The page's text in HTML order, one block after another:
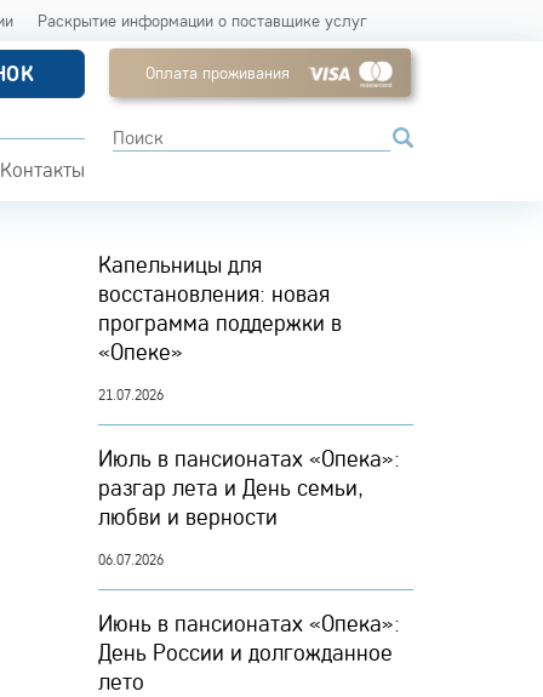
Раскрытие информации о поставщике услуг
Контакты
Оплата проживания
Капельницы для
восстановления: новая
программа поддержки в
«Опеке»
21.07.2026
Июль в пансионатах «Опека»:
разгар лета и День семьи,
любви и верности
06.07.2026
Июнь в пансионатах «Опека»:
День России и долгожданное
лето